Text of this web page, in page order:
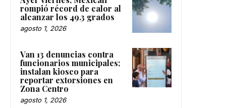
rompió récord de calor al
alcanzar los 49.3 grados
agosto 1, 2026
Van 13 denuncias contra
funcionarios municipales;
instalan kiosco para
reportar extorsiones en
Zona Centro
agosto 1, 2026